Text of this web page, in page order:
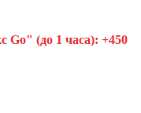
Go" (до 1 часа): +450